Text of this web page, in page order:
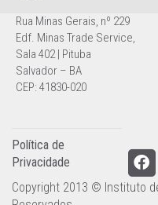
Rua Minas Gerais, nº 229
Edf. Minas Trade Service,
Sala 402 | Pituba
Salvador – BA
CEP: 41830-020
Política de
Privacidade
Copyright 2013 © Instituto